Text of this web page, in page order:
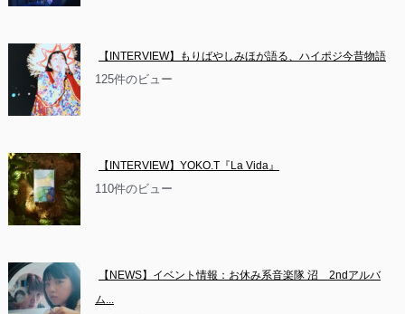
【INTERVIEW】もりばやしみほが語る、ハイポジ今昔物語
125件のビュー
【INTERVIEW】YOKO.T『La Vida』
110件のビュー
【NEWS】イベント情報：お休み系音楽隊 沼　2ndアルバ
ム...